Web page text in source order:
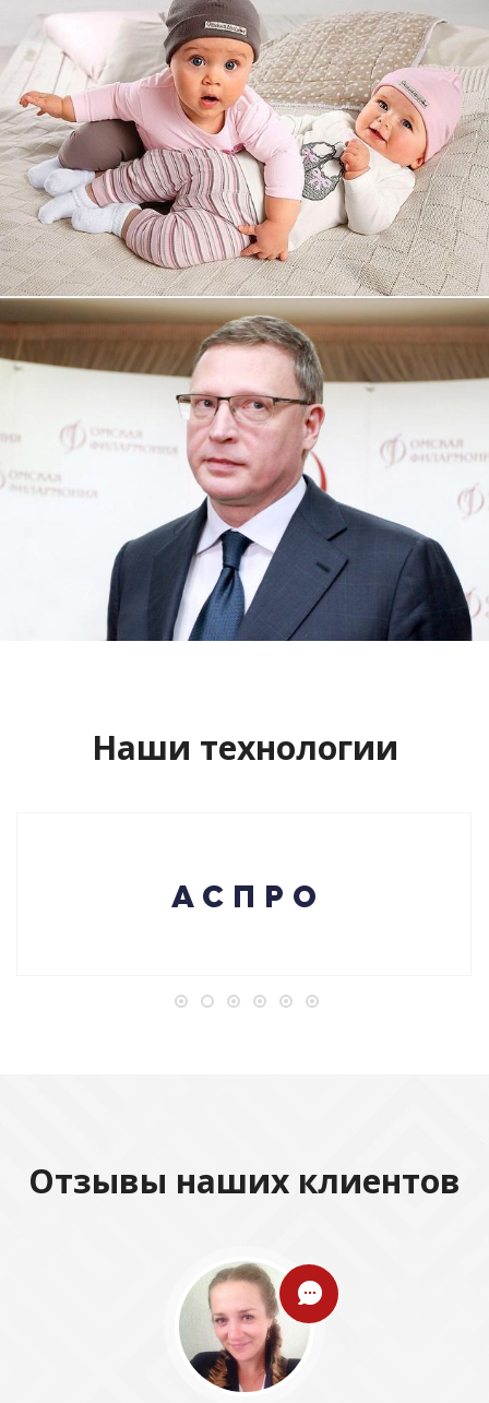
Увеличили выручку интернет-
магазину topdatop.ru на 25%!
Смотреть проект
Сайт кандидата в губернаторы
Буркова Александра Леонидовича
Смотреть проект
Наши технологии
Отзывы наших клиентов